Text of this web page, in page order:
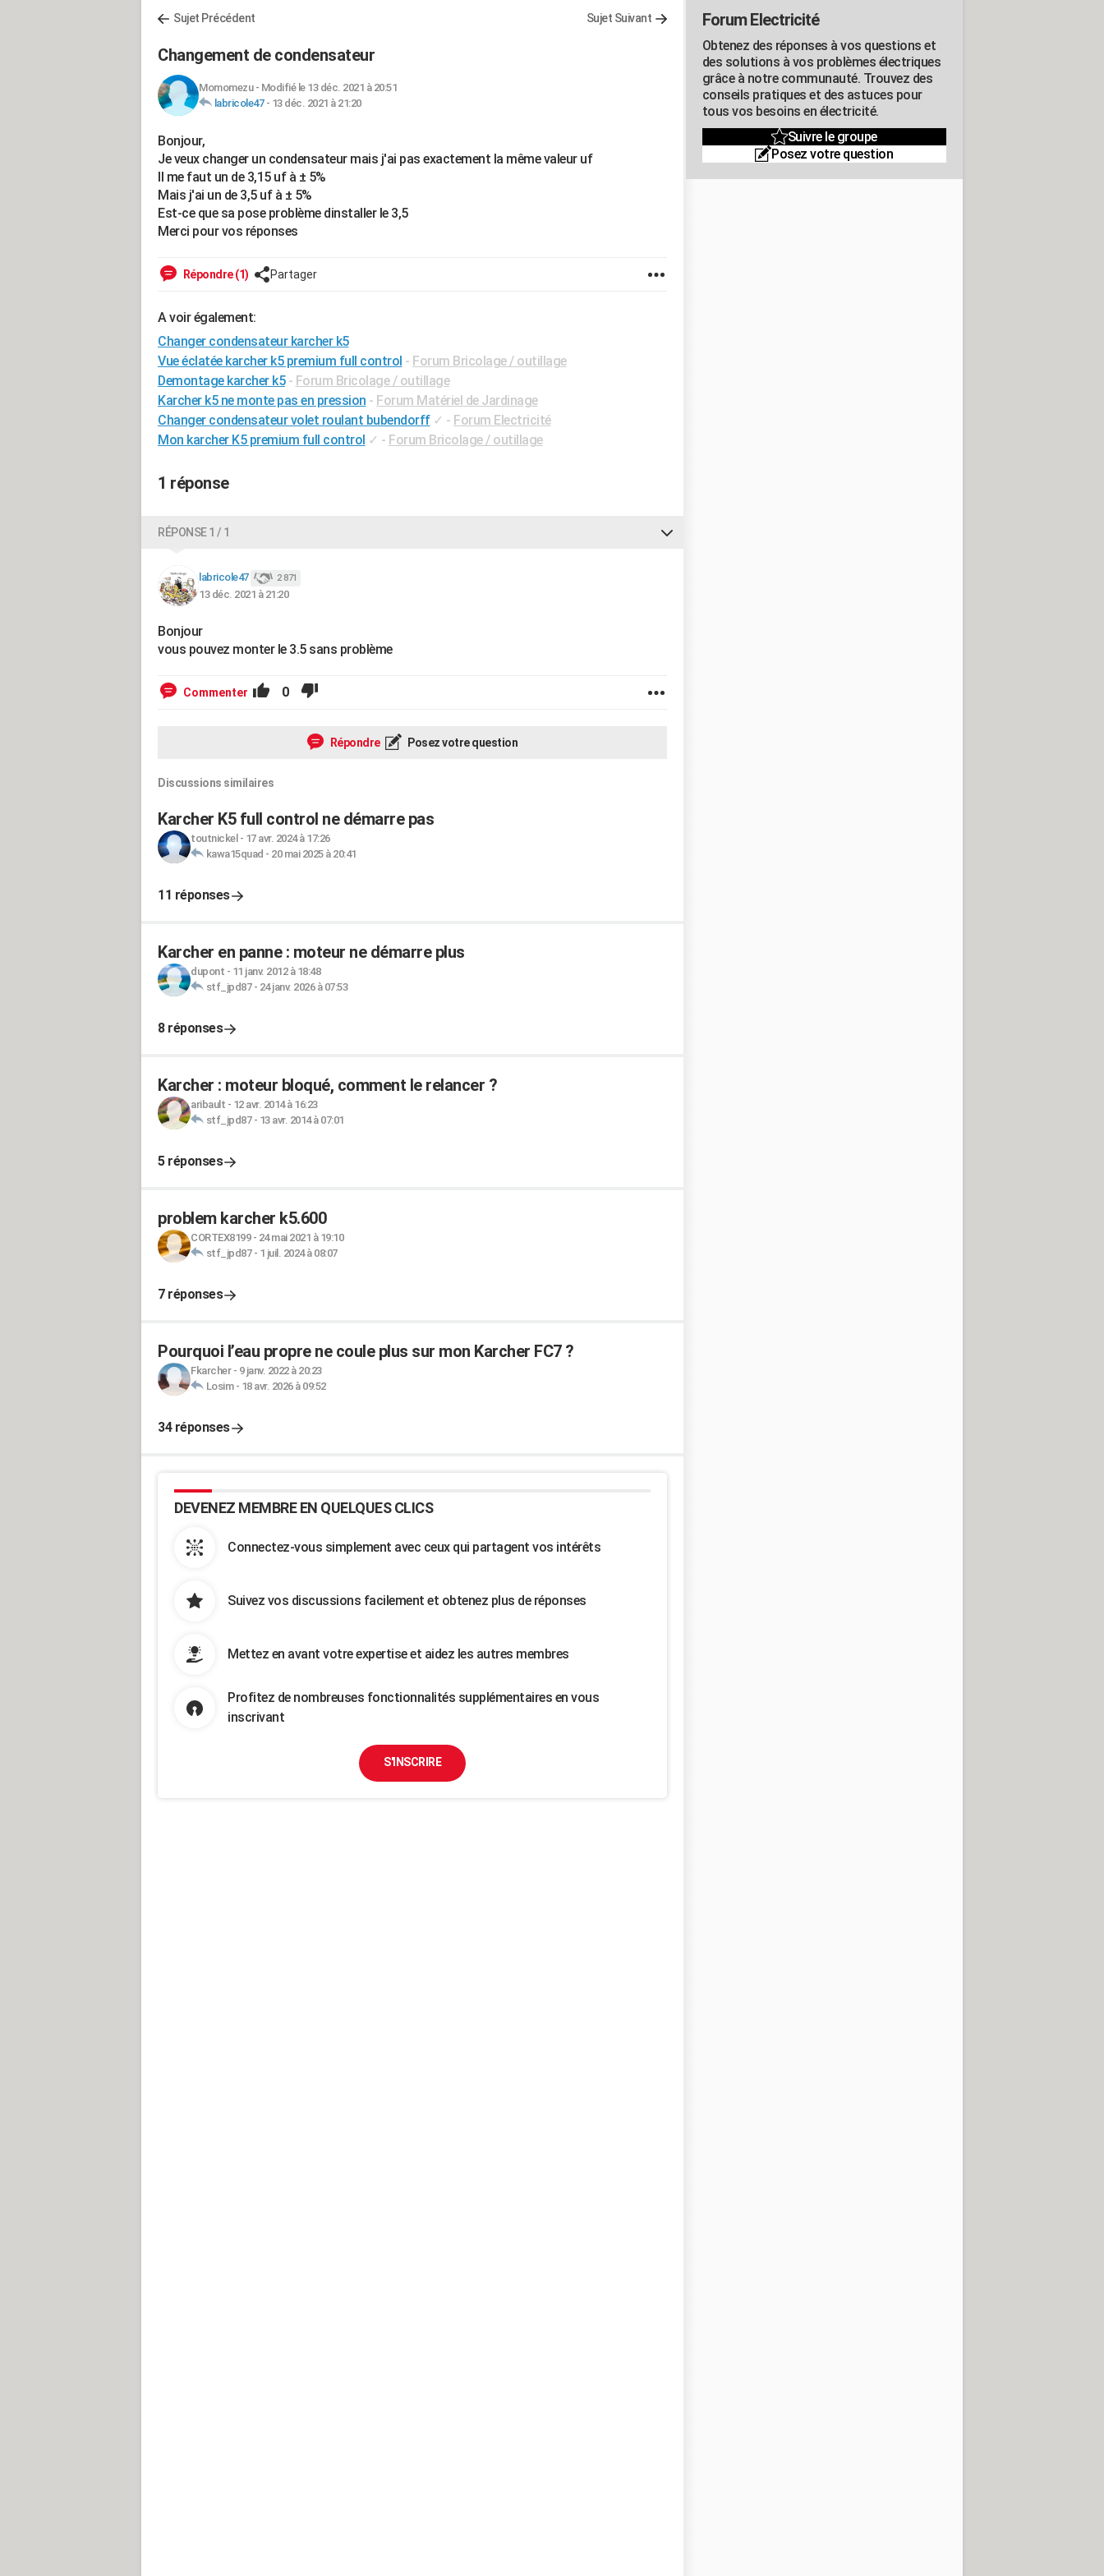
Sujet Précédent Sujet Suivant
Changement de condensateur
Momomezu- Modifié le 13 déc. 2021 à 20:51
labricole47- 13 déc. 2021 à 21:20
Bonjour,
Je veux changer un condensateur mais j'ai pas exactement la même valeur uf
Il me faut un de 3,15 uf à ± 5%
Mais j'ai un de 3,5 uf à ± 5%
Est-ce que sa pose problème dinstaller le 3,5
Merci pour vos réponses
Répondre (1) Partager
A voir également:
Changer condensateur karcher k5
Vue éclatée karcher k5 premium full control - Forum Bricolage / outillage
Demontage karcher k5 - Forum Bricolage / outillage
Karcher k5 ne monte pas en pression - Forum Matériel de Jardinage
Changer condensateur volet roulant bubendorff ✓ - Forum Electricité
Mon karcher K5 premium full control ✓ - Forum Bricolage / outillage
1 réponse
RÉPONSE 1 / 1
labricole47 2 871
13 déc. 2021 à 21:20
Bonjour
vous pouvez monter le 3.5 sans problème
Commenter 0
Répondre Posez votre question
Discussions similaires
Karcher K5 full control ne démarre pas
toutnickel - 17 avr. 2024 à 17:26
kawa15quad - 20 mai 2025 à 20:41
11 réponses
Karcher en panne : moteur ne démarre plus
dupont - 11 janv. 2012 à 18:48
stf_jpd87- 24 janv. 2026 à 07:53
8 réponses
Karcher : moteur bloqué, comment le relancer ?
aribault - 12 avr. 2014 à 16:23
stf_jpd87- 13 avr. 2014 à 07:01
5 réponses
problem karcher k5.600
CORTEX8199- 24 mai 2021 à 19:10
stf_jpd87- 1 juil. 2024 à 08:07
7 réponses
Pourquoi l’eau propre ne coule plus sur mon Karcher FC7 ?
Fkarcher- 9 janv. 2022 à 20:23
Losim- 18 avr. 2026 à 09:52
34 réponses
DEVENEZ MEMBRE EN QUELQUES CLICS
Connectez-vous simplement avec ceux qui partagent vos intérêts
Suivez vos discussions facilement et obtenez plus de réponses
Mettez en avant votre expertise et aidez les autres membres
Profitez de nombreuses fonctionnalités supplémentaires en vous
inscrivant
S'INSCRIRE
Forum Electricité
Obtenez des réponses à vos questions et
des solutions à vos problèmes électriques
grâce à notre communauté. Trouvez des
conseils pratiques et des astuces pour
tous vos besoins en électricité.
Suivre le groupe
Posez votre question